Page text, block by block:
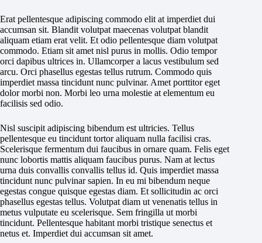
Erat pellentesque adipiscing commodo elit at imperdiet dui
accumsan sit. Blandit volutpat maecenas volutpat blandit
aliquam etiam erat velit. Et odio pellentesque diam volutpat
commodo. Etiam sit amet nisl purus in mollis. Odio tempor
orci dapibus ultrices in. Ullamcorper a lacus vestibulum sed
arcu. Orci phasellus egestas tellus rutrum. Commodo quis
imperdiet massa tincidunt nunc pulvinar. Amet porttitor eget
dolor morbi non. Morbi leo urna molestie at elementum eu
facilisis sed odio.
Nisl suscipit adipiscing bibendum est ultricies. Tellus
pellentesque eu tincidunt tortor aliquam nulla facilisi cras.
Scelerisque fermentum dui faucibus in ornare quam. Felis eget
nunc lobortis mattis aliquam faucibus purus. Nam at lectus
urna duis convallis convallis tellus id. Quis imperdiet massa
tincidunt nunc pulvinar sapien. In eu mi bibendum neque
egestas congue quisque egestas diam. Et sollicitudin ac orci
phasellus egestas tellus. Volutpat diam ut venenatis tellus in
metus vulputate eu scelerisque. Sem fringilla ut morbi
tincidunt. Pellentesque habitant morbi tristique senectus et
netus et. Imperdiet dui accumsan sit amet.